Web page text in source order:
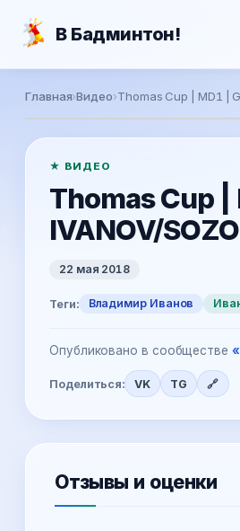
В Бадминтон!
Главная›Видео›Thomas Cup | MD1 |
Video:
★ ВИДЕО
Thomas Cup |
IVANOV/
22 мая 2018
Теги: Владимир Иванов
Опубликовано в сообществе
Поделиться: VK TG 🔗
Отзывы и оценки